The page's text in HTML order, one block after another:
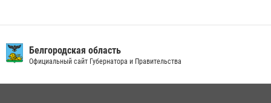
Белгородская область
Официальный сайт Губернатора и Правительства